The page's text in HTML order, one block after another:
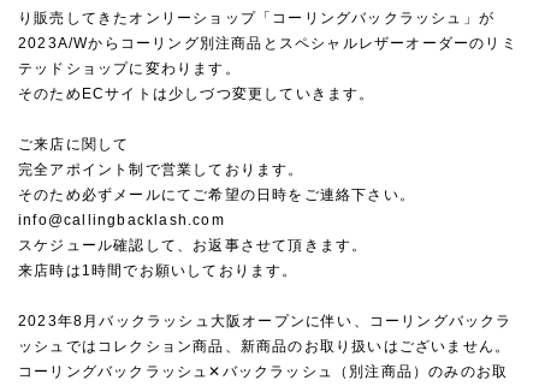
り販売してきたオンリーショップ「コーリングバックラッシュ」が
2023A/Wからコーリング別注商品とスペシャルレザーオーダーのリミ
テッドショップに変わります。
そのためECサイトは少しづつ変更していきます。
ご来店に関して
完全アポイント制で営業しております。
そのため必ずメールにてご希望の日時をご連絡下さい。
info@callingbacklash.com
スケジュール確認して、お返事させて頂きます。
来店時は1時間でお願いしております。
2023年8月バックラッシュ大阪オープンに伴い、コーリングバックラ
ッシュではコレクション商品、新商品のお取り扱いはございません。
コーリングバックラッシュ✕バックラッシュ（別注商品）のみのお取